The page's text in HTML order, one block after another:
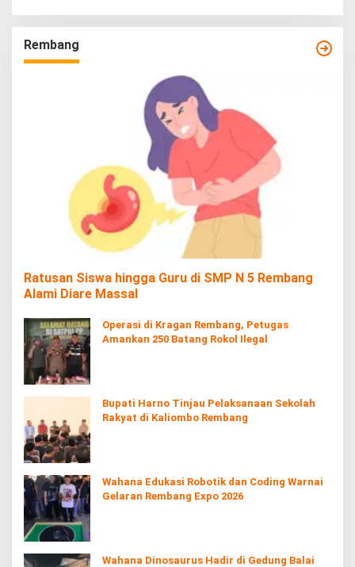
Rembang
Ratusan Siswa hingga Guru di SMP N 5 Rembang
Alami Diare Massal
Operasi di Kragan Rembang, Petugas
Amankan 250 Batang Rokol Ilegal
Bupati Harno Tinjau Pelaksanaan Sekolah
Rakyat di Kaliombo Rembang
Wahana Edukasi Robotik dan Coding Warnai
Gelaran Rembang Expo 2026
Wahana Dinosaurus Hadir di Gedung Balai